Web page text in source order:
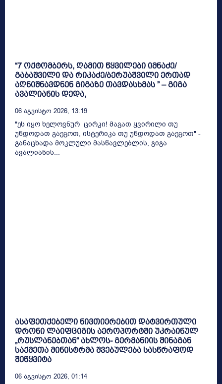
“7 ოქტომბერს, ღამით წყვილები იმნაძე/
გაბაშვილი და რიკაძე/ბერუაშვილი ერთად
აღნიშნავდნენ გიგაზე თავდასხმას ” – გიგა
ავალიანის დედა,
06 Აგვისტო 2026, 13:19
"ეს იყო ხელოვნურ ცირკი! მაგათ ყვირილი თუ
უნდოდათ გაეგოთ, ისტერიკა თუ უნდოდათ გაეგოთ" -
განაცხადა მოკლული მასწავლებლის, გიგა
ავალიანის...
ასაფეთქებელი ნივთიერებით დატვირთული
დრონი ლაიფციგის აეროპორტში უკრაინულ
„რუსლანებთან“ ახლოს- გერმანიის შინაგან
საქმეთა მინისტრმა შვებულება სასწრაფოდ
შეწყვიტა
06 Აგვისტო 2026, 01:14